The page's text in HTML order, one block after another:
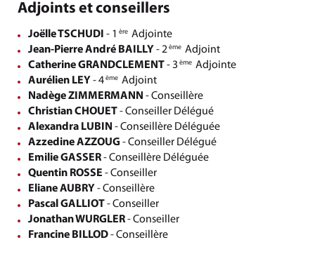
Adjoints et conseillers
Joëlle TSCHUDI - 1 ère Adjointe
Jean-Pierre André BAILLY - 2 ème Adjoint
Catherine GRANDCLEMENT- 3 ème Adjointe
Aurélien LEY - 4 ème Adjoint
Nadège ZIMMERMANN - Conseillère
Christian CHOUET- Conseiller Délégué
Alexandra LUBIN - Conseillère Déléguée
Azzedine AZZOUG - Conseiller Délégué
Emilie GASSER- Conseillère Déléguée
Quentin ROSSE - Conseiller
Eliane AUBRY - Conseillère
Pascal GALLIOT- Conseiller
Jonathan WURGLER- Conseiller
Francine BILLOD- Conseillère